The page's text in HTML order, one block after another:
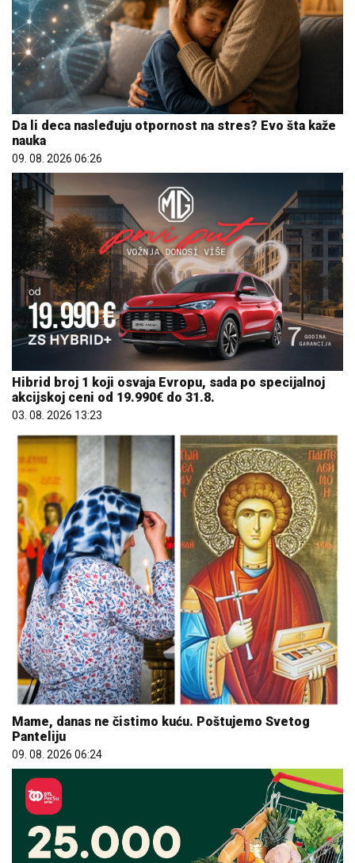
Da li deca nasleđuju otpornost na stres? Evo šta kaže
nauka
09. 08. 2026 06:26
Hibrid broj 1 koji osvaja Evropu, sada po specijalnoj
akcijskoj ceni od 19.990€ do 31.8.
03. 08. 2026 13:23
Mame, danas ne čistimo kuću. Poštujemo Svetog
Panteliju
09. 08. 2026 06:24